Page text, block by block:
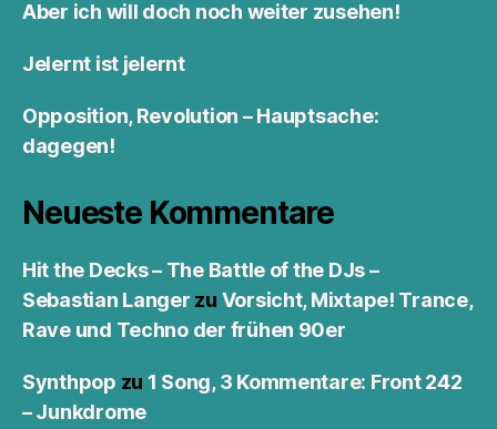
Aber ich will doch noch weiter zusehen!
Jelernt ist jelernt
Opposition, Revolution – Hauptsache:
dagegen!
Neueste Kommentare
Hit the Decks – The Battle of the DJs –
Sebastian Langer zu Vorsicht, Mixtape! Trance,
Rave und Techno der frühen 90er
Synthpop zu 1 Song, 3 Kommentare: Front 242
– Junkdrome